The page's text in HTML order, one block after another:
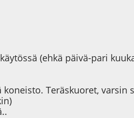
(ehkä päivä-pari
koneisto. Teräskuoret,